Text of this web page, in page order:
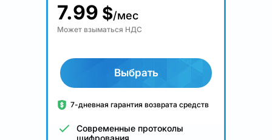
7.99 $/мес
Может взыматься НДС
Выбрать
7-дневная гарантия возврата средств
Современные протоколы